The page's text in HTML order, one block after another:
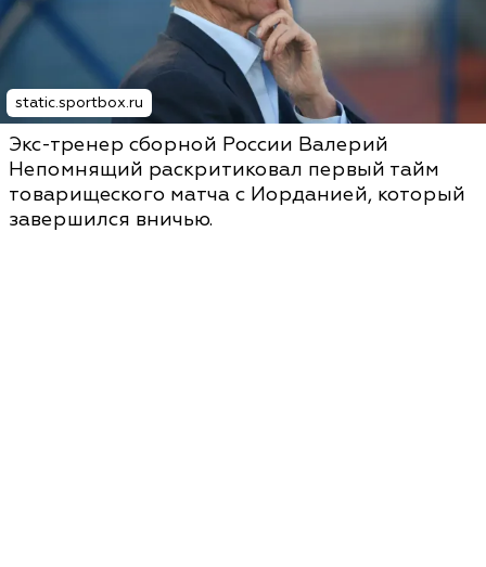
static.sportbox.ru
Экс-тренер сборной России Валерий
Непомнящий раскритиковал первый тайм
товарищеского матча с Иорданией, который
завершился вничью.